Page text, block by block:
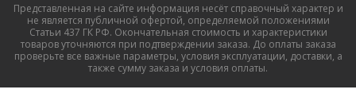
Представленная на сайте информация несёт справочный характер и
не является публичной офертой, определяемой положениями
Статьи 437 ГК РФ. Окончательная стоимость и характеристики
товаров уточняются при подтверждении заказа. До оплаты заказа
проверьте все важные параметры, условия эксплуатации, доставки, а
также сумму заказа и условия оплаты.